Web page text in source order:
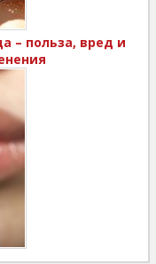
– польза, вред и